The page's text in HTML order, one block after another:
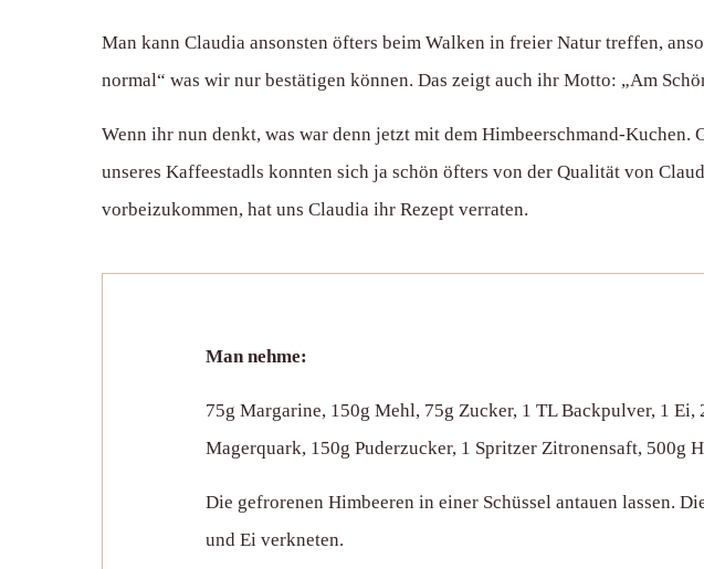
Man kann Claudia ansonsten öfters beim Walken in freier Natur treffen,
normal“ was wir nur bestätigen können. Das zeigt auch ihr Motto: „Am
Wenn ihr nun denkt, was war denn jetzt mit dem Himbeerschmand-
unseres Kaffeestadls konnten sich ja schön öfters von der Qualität von
vorbeizukommen, hat uns Claudia ihr Rezept verraten.
Man nehme:
75g Margarine, 150g Mehl, 75g Zucker, 1 TL Backpulver, 1
Magerquark, 150g Puderzucker, 1 Spritzer Zitronensaft, 500g
Die gefrorenen Himbeeren in einer Schüssel antauen lassen.
und Ei verkneten.